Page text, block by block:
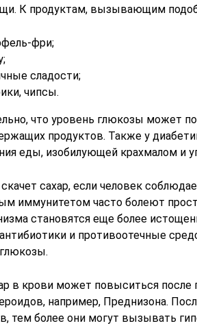
К продуктам, вызывающим
фри;
сладости;
чипсы.
что уровень глюкозы может
продуктов. Также у
еды, изобилующей крахмалом и
сахар, если человек
иммунитетом часто болеют
становятся еще более
антибиотики и противоотечные
в крови может повыситься после
например, Преднизона.
тем более они могут вызывать